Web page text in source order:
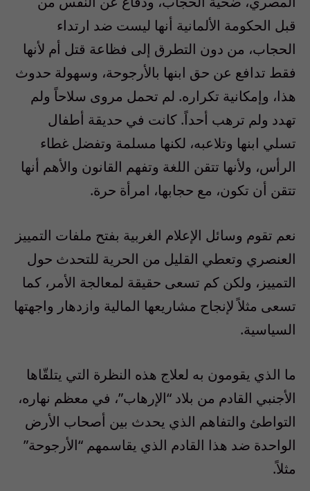
قبل الحكومة الألمانية أنها ليست ضد ارتداء
الحجاب، من دون التطرق إلى فظاعة قتل أم لأنها
فقط تدافع عن حق ابنها بالأرجوحة، وسهولة حدوث
هذا، وإمكانية تكراره. لم تحمل مروى سلاحاً ولم
تهدد ولم ترهب أحداً. كانت في حديقة أطفال
تسلي ابنها وتلاعبه، لكنها مسلمة وتفضل غطاء
الرأس، ولأنها تتقن اللغة وتفهم القانون والأهم أنها
تتقن أن تكون، مع حجابها، امرأة حرة.
نعم تقوم وسائل الإعلام الغربية بفتح ملفات التمييز
العنصري وتعطي القليل من الحرية للتحدث حول
التمييز، ولكن كم تسعى حقيقة لمعالجة الأمر، كما
تسعى مثلاً لإنجاح مشاريعها المالية وازدهار واجهتها
السياسية.
ما الذي يقومون به لعلاج هذه النظرة التي يتلقّاها
الأجنبي القادم من بلاد “الإرهاب”، في معظم نهاره،
التواطئ والتفاهم الذي يحدث بين أصحاب الأرض
الواحدة ضد هذا القادم الذي يقاسمهم “الأرجوحة”
مثلاً.